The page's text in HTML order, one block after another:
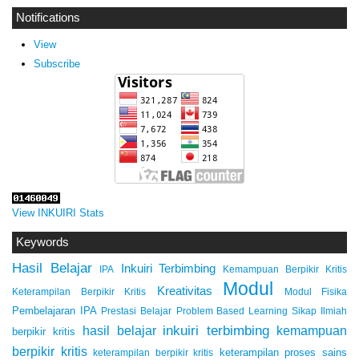
Notifications
View
Subscribe
View INKUIRI Stats
Keywords
Hasil Belajar IPA Inkuiri Terbimbing Kemampuan Berpikir Kritis
Keterampilan Berpikir Kritis Kreativitas Modul Modul Fisika
Pembelajaran IPA Prestasi Belajar Problem Based Learning Sikap Ilmiah
berpikir kritis hasil belajar inkuiri terbimbing kemampuan
berpikir kritis
keterampilan berpikir kritis
keterampilan proses sains